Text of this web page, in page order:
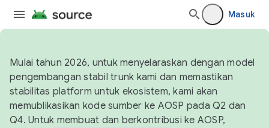
Masuk
Mulai tahun 2026, untuk menyelaraskan dengan model
pengembangan stabil trunk kami dan memastikan
stabilitas platform untuk ekosistem, kami akan
memublikasikan kode sumber ke AOSP pada Q2 dan
Q4. Untuk membuat dan berkontribusi ke AOSP,